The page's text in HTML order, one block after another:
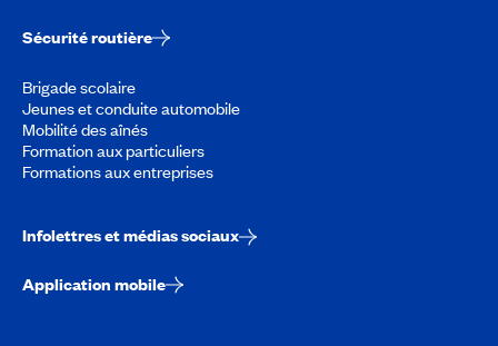
Sécurité routière
Brigade scolaire
Jeunes et conduite automobile
Mobilité des aînés
Formation aux particuliers
Formations aux entreprises
Infolettres et médias sociaux
Application mobile